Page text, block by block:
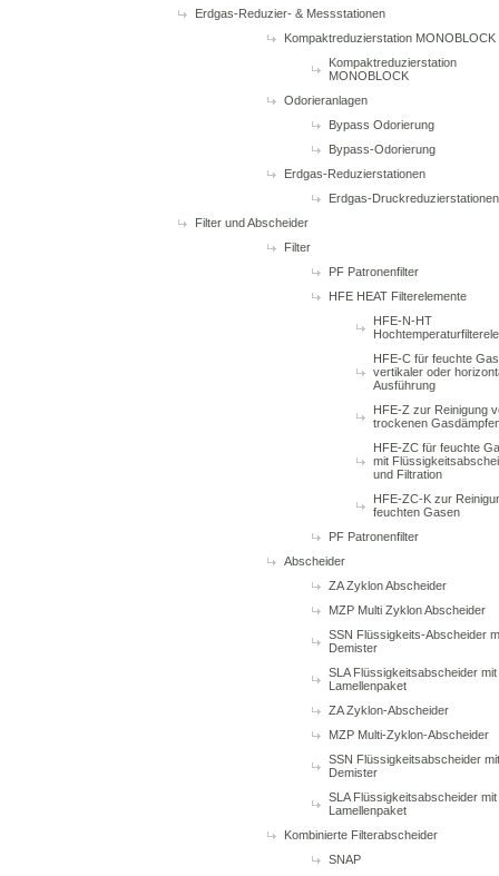
Erdgas-Reduzier- & Messstationen
Kompaktreduzierstation MONOBLOCK
Kompaktreduzierstation
MONOBLOCK
Odorieranlagen
Bypass Odorierung
Bypass-Odorierung
Erdgas-Reduzierstationen
Erdgas-Druckreduzierstationen
Filter und Abscheider
Filter
PF Patronenfilter
HFE HEAT Filterelemente
HFE-N-HT
HFE-C für feuchte
vertikaler oder
Ausführung
HFE-Z zur Reinigung
trockenen
HFE-ZC für feuchte
mit
und Filtration
HFE-ZC-K zur
feuchten Gasen
PF Patronenfilter
Abscheider
ZA Zyklon Abscheider
MZP Multi Zyklon Abscheider
SSN Flüssigkeits-Abscheider
Demister
SLA Flüssigkeitsabscheider mit
Lamellenpaket
ZA Zyklon-Abscheider
MZP Multi-Zyklon-Abscheider
SSN Flüssigkeitsabscheider mit
Demister
SLA Flüssigkeitsabscheider mit
Lamellenpaket
Kombinierte Filterabscheider
SNAP